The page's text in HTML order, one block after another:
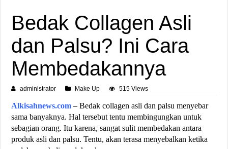
Bedak Collagen Asli
dan Palsu? Ini Cara
Membedakannya
administrator Make Up 515 Views
Alkisahnews.com – Bedak collagen asli dan palsu menyebar
sama banyaknya. Hal tersebut tentu membingungkan untuk
sebagian orang. Itu karena, sangat sulit membedakan antara
produk asli dan palsu. Tentu, akan terasa menyebalkan ketika